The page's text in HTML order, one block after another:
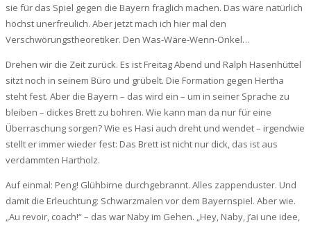
sie für das Spiel gegen die Bayern fraglich machen. Das wäre natürlich
höchst unerfreulich. Aber jetzt mach ich hier mal den
Verschwörungstheoretiker. Den Was-Wäre-Wenn-Onkel…
Drehen wir die Zeit zurück. Es ist Freitag Abend und Ralph Hasenhüttel
sitzt noch in seinem Büro und grübelt. Die Formation gegen Hertha
steht fest. Aber die Bayern – das wird ein – um in seiner Sprache zu
bleiben – dickes Brett zu bohren. Wie kann man da nur für eine
Überraschung sorgen? Wie es Hasi auch dreht und wendet – irgendwie
stellt er immer wieder fest: Das Brett ist nicht nur dick, das ist aus
verdammten Hartholz.
Auf einmal: Peng! Glühbirne durchgebrannt. Alles zappenduster. Und
damit die Erleuchtung: Schwarzmalen vor dem Bayernspiel. Aber wie.
„Au revoir, coach!“ – das war Naby im Gehen. „Hey, Naby, j’ai une idee,